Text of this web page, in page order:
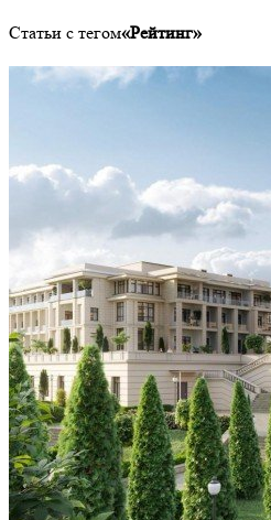
Статьи с тегом«Рейтинг»